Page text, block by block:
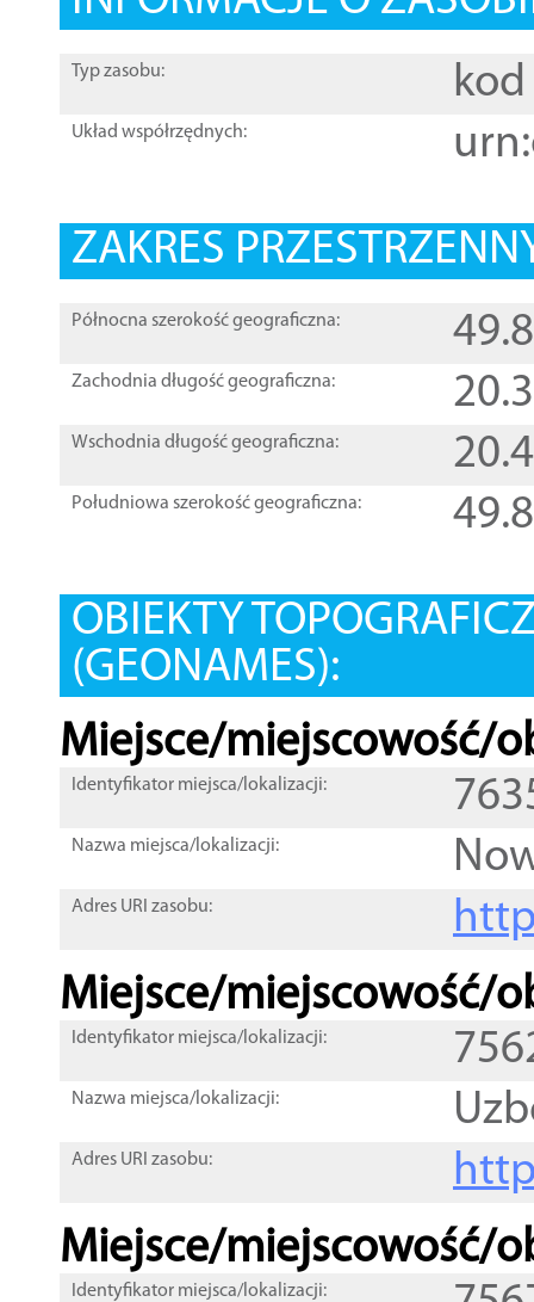
Typ zasobu: kod
Układ współrzędnych:
ZAKRES
Północna szerokość geograficzna:
Zachodnia długość geograficzna:
Wschodnia długość geograficzna:
Południowa szerokość geograficzna:
OBIEKTY
(GEONAMES):
Miejsce/miejscowość/
Identyfikator miejsca/lokalizacji:
Nazwa miejsca/lokalizacji:
Adres URI zasobu:
Miejsce/miejscowość/
Identyfikator miejsca/lokalizacji:
Nazwa miejsca/lokalizacji:
Adres URI zasobu:
Miejsce/miejscowość/
Identyfikator miejsca/lokalizacji: